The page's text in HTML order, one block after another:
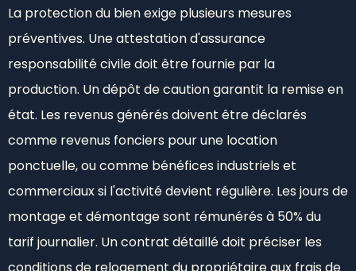
La protection du bien exige plusieurs mesures
préventives. Une attestation d'assurance
responsabilité civile doit être fournie par la
production. Un dépôt de caution garantit la remise en
état. Les revenus générés doivent être déclarés
comme revenus fonciers pour une location
ponctuelle, ou comme bénéfices industriels et
commerciaux si l'activité devient régulière. Les jours de
montage et démontage sont rémunérés à 50% du
tarif journalier. Un contrat détaillé doit préciser les